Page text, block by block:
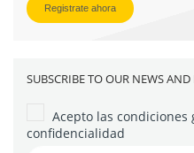
Registrate ahora
SUBSCRIBE TO OUR NEWS AND
Acepto las
confidencialidad